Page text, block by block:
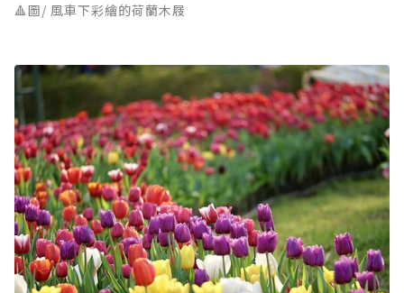
🔺圖/ 風車下彩繪的荷蘭木屐